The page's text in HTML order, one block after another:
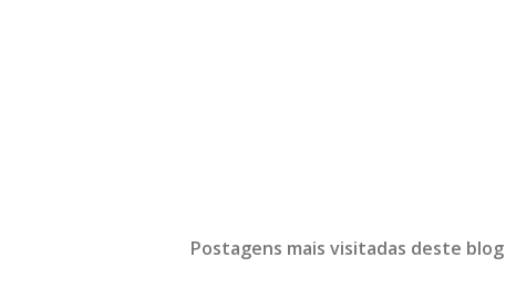
Postagens mais visitadas deste blog